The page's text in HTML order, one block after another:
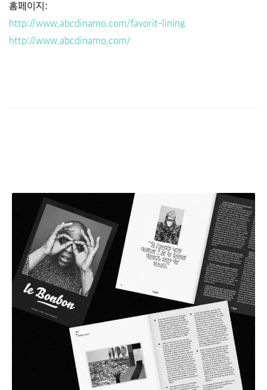
홈페이지:
http://www.abcdinamo.com/favorit-lining
http://www.abcdinamo.com/